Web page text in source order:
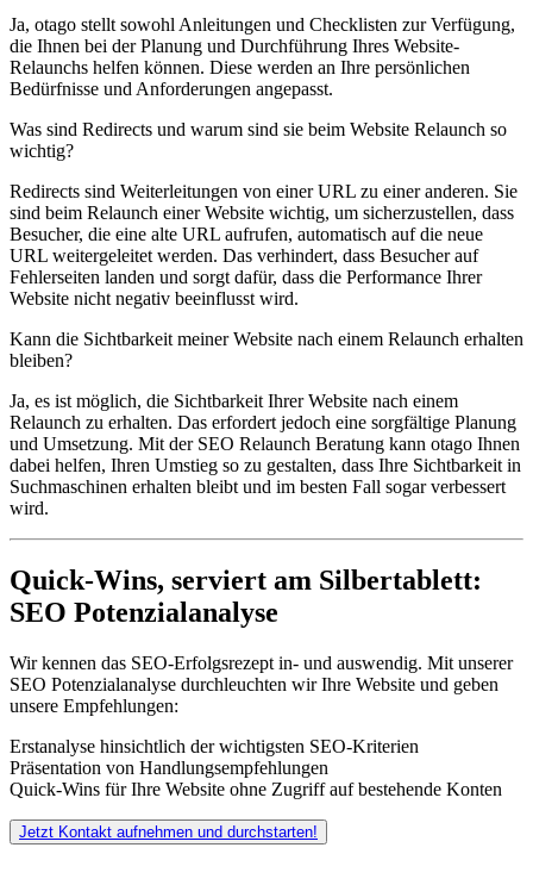
Ja, otago stellt sowohl Anleitungen und Checklisten zur Verfügung,
die Ihnen bei der Planung und Durchführung Ihres Website-
Relaunchs helfen können. Diese werden an Ihre persönlichen
Bedürfnisse und Anforderungen angepasst.
Was sind Redirects und warum sind sie beim Website Relaunch so
wichtig?
Redirects sind Weiterleitungen von einer URL zu einer anderen. Sie
sind beim Relaunch einer Website wichtig, um sicherzustellen, dass
Besucher, die eine alte URL aufrufen, automatisch auf die neue
URL weitergeleitet werden. Das verhindert, dass Besucher auf
Fehlerseiten landen und sorgt dafür, dass die Performance Ihrer
Website nicht negativ beeinflusst wird.
Kann die Sichtbarkeit meiner Website nach einem Relaunch erhalten
bleiben?
Ja, es ist möglich, die Sichtbarkeit Ihrer Website nach einem
Relaunch zu erhalten. Das erfordert jedoch eine sorgfältige Planung
und Umsetzung. Mit der SEO Relaunch Beratung kann otago Ihnen
dabei helfen, Ihren Umstieg so zu gestalten, dass Ihre Sichtbarkeit in
Suchmaschinen erhalten bleibt und im besten Fall sogar verbessert
wird.
Quick-Wins, serviert am Silbertablett:
SEO Potenzialanalyse
Wir kennen das SEO-Erfolgsrezept in- und auswendig. Mit unserer
SEO Potenzialanalyse durchleuchten wir Ihre Website und geben
unsere Empfehlungen:
Erstanalyse hinsichtlich der wichtigsten SEO-Kriterien
Präsentation von Handlungsempfehlungen
Quick-Wins für Ihre Website ohne Zugriff auf bestehende Konten
Jetzt Kontakt aufnehmen und durchstarten!